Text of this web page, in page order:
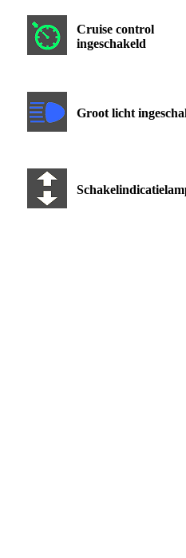
Cruise control
ingeschakeld
Groot licht